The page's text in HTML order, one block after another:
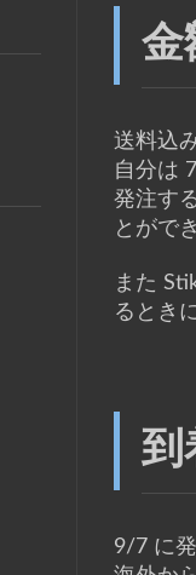
金
送料込
自分は
発注す
とがで
また
るとき
到
9/7 に